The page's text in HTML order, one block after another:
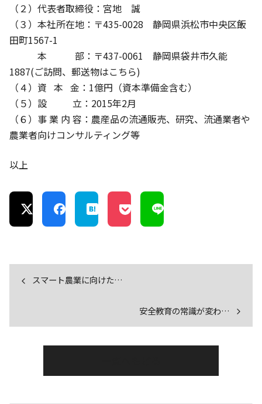
（２）代表者取締役：宮地 誠
（３）本社所在地：〒435-0028 静岡県浜松市中央区飯
田町1567-1
本 部：〒437-0061 静岡県袋井市久能
1887(ご訪問、郵送物はこちら)
（４）資 本 金：1億円（資本準備金含む）
（５）設 立：2015年2月
（６）事 業 内 容：農産品の流通販売、研究、流通業者や
農業者向けコンサルティング等
以上
スマート農業に向けた…
安全教育の常識が変わ…